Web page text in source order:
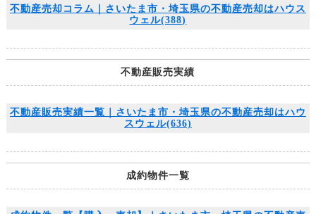
不動産売却コラム｜さいたま市・埼玉県の不動産売却はハウス
ウェル(388)
不動産販売実績
不動産販売実績一覧｜さいたま市・埼玉県の不動産売却はハウ
スウェル(636)
成約物件一覧